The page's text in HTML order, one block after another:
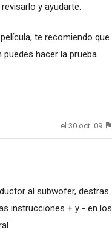
y ayudarte.
te recomiendo que
puedes hacer la prueba
el 30 oct. 09
al subwofer, destras
instrucciones + y - en los